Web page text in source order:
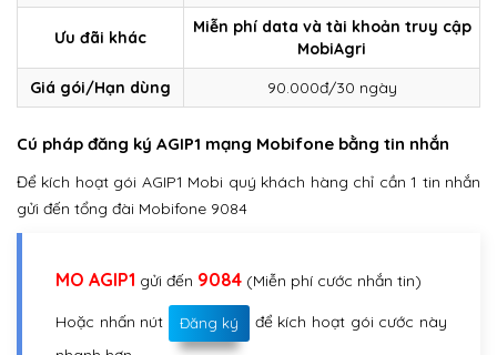
Ưu đãi khác
Miễn phí data và tài khoản truy cập
MobiAgri
Giá gói/Hạn dùng
90.000đ/30 ngày
Cú pháp đăng ký AGIP1 mạng Mobifone bằng tin nhắn
Để kích hoạt gói AGIP1 Mobi quý khách hàng chỉ cần 1 tin nhắn
gửi đến tổng đài Mobifone 9084
MO AGIP1 gửi đến 9084 (Miễn phí cước nhắn tin)
Hoặc nhấn nút Đăng ký
để kích hoạt gói cước này